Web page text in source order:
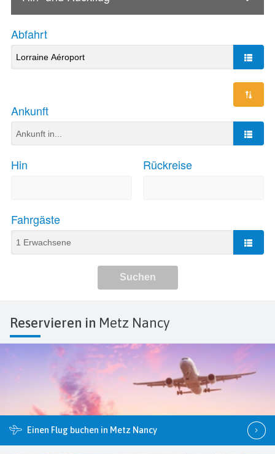
Reservieren in Metz Nancy
Einen Flug buchen in Metz Nancy